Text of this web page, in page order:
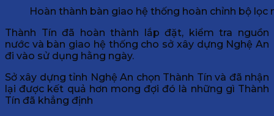
Hoàn thành bàn giao hệ thống hoàn chỉnh bộ
Thành Tín đã hoàn thành lắp đặt, kiểm tra nguồn
nước và bàn giao hệ thống cho sở xây dựng Nghệ An
đi vào sử dụng hằng ngày.
Sở xây dựng tỉnh Nghệ An chọn Thành Tín và đã nhận
lại được kết quả hơn mong đợi đó là những gì Thành
Tín đã khẳng định